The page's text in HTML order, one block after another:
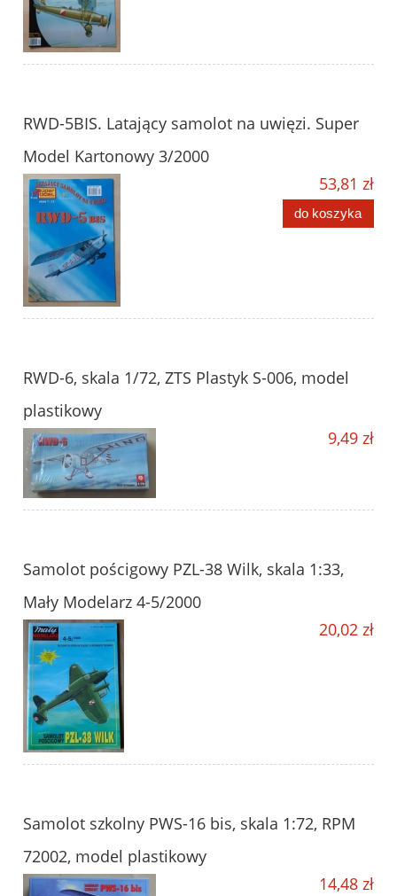
RWD-5BIS. Latający samolot na uwięzi. Super
Model Kartonowy 3/2000
53,81 zł
do koszyka
RWD-6, skala 1/72, ZTS Plastyk S-006, model
plastikowy
9,49 zł
Samolot pościgowy PZL-38 Wilk, skala 1:33,
Mały Modelarz 4-5/2000
20,02 zł
Samolot szkolny PWS-16 bis, skala 1:72, RPM
72002, model plastikowy
14,48 zł